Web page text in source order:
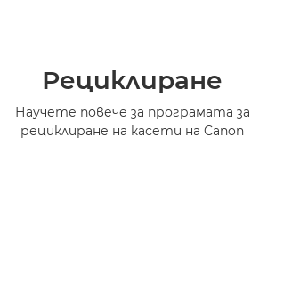
Рециклиране
Научете повече за програмата за
рециклиране на касети на Canon